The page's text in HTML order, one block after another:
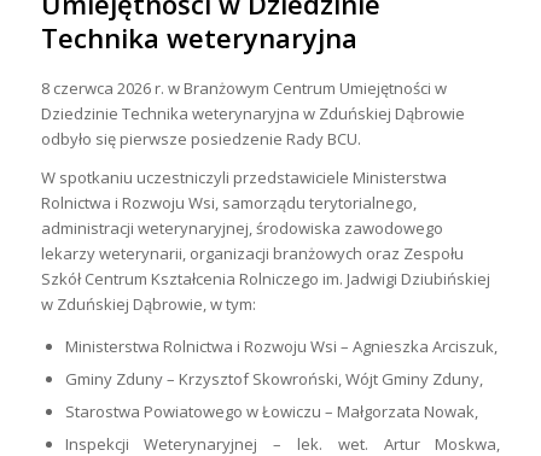
Technika weterynaryjna
8 czerwca 2026 r. w Branżowym Centrum Umiejętności w
Dziedzinie Technika weterynaryjna w Zduńskiej Dąbrowie
odbyło się pierwsze posiedzenie Rady BCU.
W spotkaniu uczestniczyli przedstawiciele Ministerstwa
Rolnictwa i Rozwoju Wsi, samorządu terytorialnego,
administracji weterynaryjnej, środowiska zawodowego
lekarzy weterynarii, organizacji branżowych oraz Zespołu
Szkół Centrum Kształcenia Rolniczego im. Jadwigi Dziubińskiej
w Zduńskiej Dąbrowie, w tym:
Ministerstwa Rolnictwa i Rozwoju Wsi – Agnieszka Arciszuk,
Gminy Zduny – Krzysztof Skowroński, Wójt Gminy Zduny,
Starostwa Powiatowego w Łowiczu – Małgorzata Nowak,
Inspekcji Weterynaryjnej – lek. wet. Artur Moskwa,